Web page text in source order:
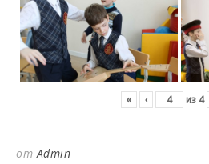
« ‹ из 4
отAdmin